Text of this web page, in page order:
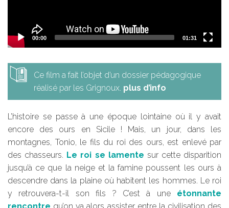
00:00 01:31
Ce film a fait l’objet d’un dossier pédagogique
réalisé par les Grignoux. plus d’info
L’histoire se passe à une époque lointaine où il y avait
encore des ours en Sicile ! Mais, un jour, dans les
montagnes, Tonio, le fils du roi des ours, est enlevé par
des chasseurs. Le roi se lamente sur cette disparition
jusqu’à ce que la neige et la famine poussent les ours à
descendre dans la plaine où habitent les hommes. Le roi
y retrouvera-t-il son fils ? C’est à une étonnante